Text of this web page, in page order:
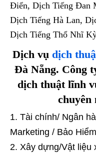
Điển, Dịch Tiếng Đan
Dịch Tiếng Hà Lan,
Dịch Tiếng Thổ Nhĩ
Dịch vụ dịch
Đà Nẵng. Công
dịch thuật lĩnh
chuyên
Tài chính/ Ngân
Marketing / Bảo Hiểm
Xây dựng/Vật liệu